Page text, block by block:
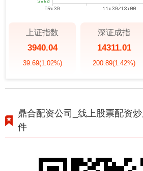
上证指数
3940.04
39.69(1.02%)
深证成指
14311.01
200.89(1.42%)
鼎合配资公司_线上股票配资
件